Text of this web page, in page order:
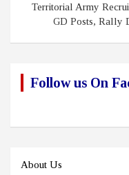
Territorial Army
GD Posts, Rally
Follow us On
About Us